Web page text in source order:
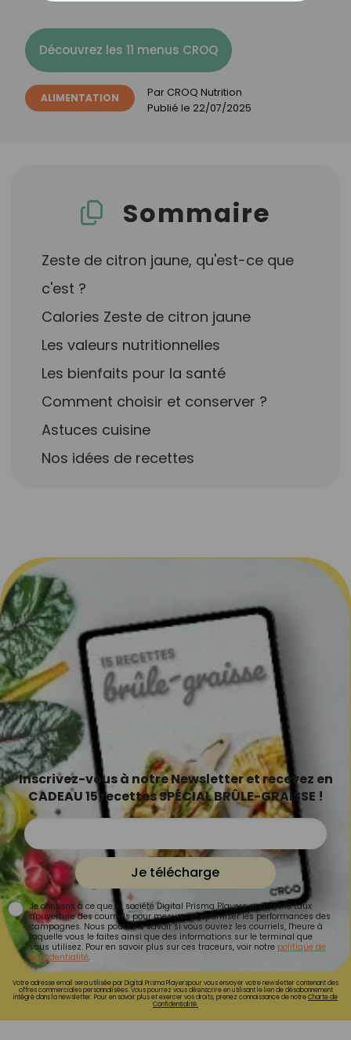
Découvrez les 11 menus CROQ
ALIMENTATION Par CROQ Nutrition
Publié le 22/07/2025
Sommaire
Zeste de citron jaune, qu'est-ce que
c'est ?
Calories Zeste de citron jaune
Les valeurs nutritionnelles
Les bienfaits pour la santé
Comment choisir et conserver ?
Astuces cuisine
Nos idées de recettes
Inscrivez-vous à notre Newsletter et recevez en
CADEAU 15 recettes SPÉCIAL BRÛLE-GRAISSE !
Je télécharge
Je consens à ce que la société Digital Prisma Players analyse le taux
d'ouverture des courriels pour mesurer et optimiser les performances des
campagnes. Nous pourrons savoir si vous ouvrez les courriels, l'heure à
laquelle vous le faites ainsi que des informations sur le terminal que
vous utilisez. Pour en savoir plus sur ces traceurs, voir notre politique de
confidentialité.
Votre adresse email sera utilisée par Digital Prisma Playerspour vous envoyer votre newsletter contenant des
offres commerciales personnalisées. Vous pourrez vous désinscrire en utilisant le lien de désabonnement
intégré dans la newsletter. Pour en savoir plus et exercer vos droits, prenez connaissance de notreCharte de
Confidentialité.